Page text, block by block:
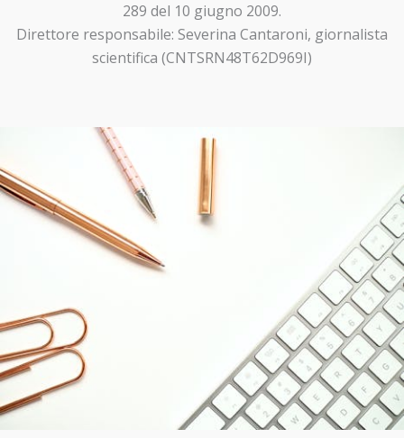
289 del 10 giugno 2009.
Direttore responsabile: Severina Cantaroni, giornalista
scientifica (CNTSRN48T62D969I)